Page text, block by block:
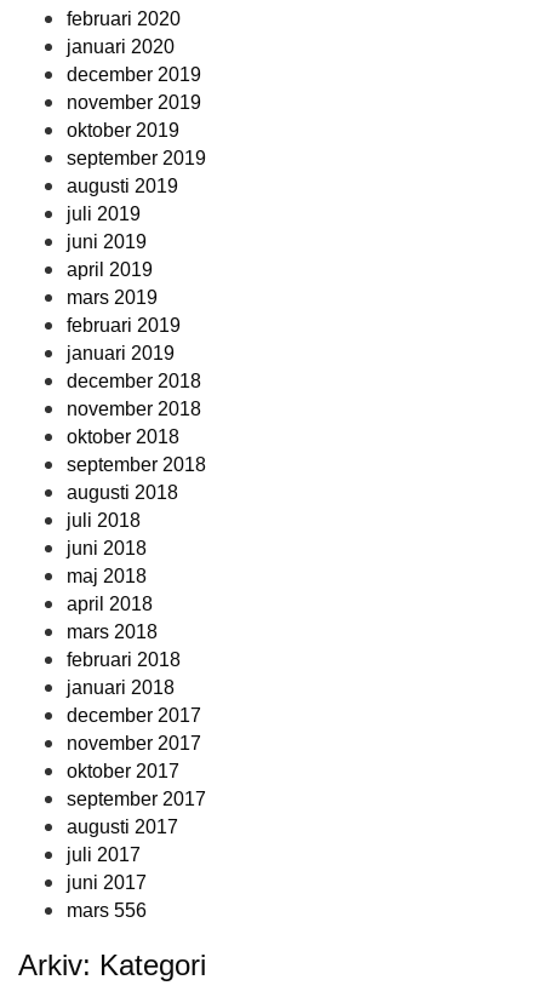
februari 2020
januari 2020
december 2019
november 2019
oktober 2019
september 2019
augusti 2019
juli 2019
juni 2019
april 2019
mars 2019
februari 2019
januari 2019
december 2018
november 2018
oktober 2018
september 2018
augusti 2018
juli 2018
juni 2018
maj 2018
april 2018
mars 2018
februari 2018
januari 2018
december 2017
november 2017
oktober 2017
september 2017
augusti 2017
juli 2017
juni 2017
mars 556
Arkiv: Kategori